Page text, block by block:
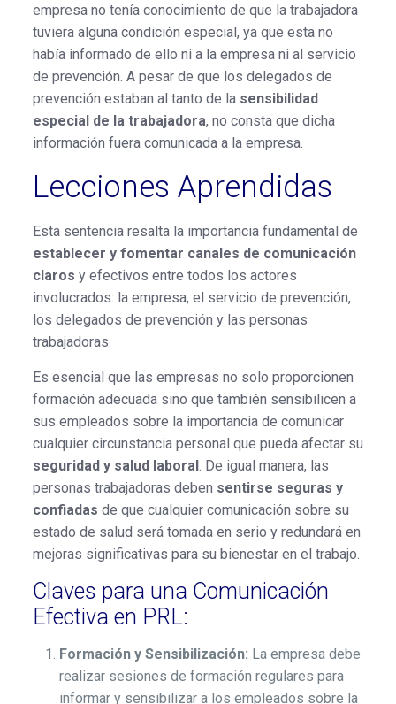
empresa no tenía conocimiento de que la trabajadora
tuviera alguna condición especial, ya que esta no
había informado de ello ni a la empresa ni al servicio
de prevención. A pesar de que los delegados de
prevención estaban al tanto de lasensibilidad
especial de la trabajadora, no consta que dicha
información fuera comunicada a la empresa.
Lecciones Aprendidas
Esta sentencia resalta la importancia fundamental de
establecer y fomentar canales de comunicación
claros y efectivos entre todos los actores
involucrados: la empresa, el servicio de prevención,
los delegados de prevención y las personas
trabajadoras.
Es esencial que las empresas no solo proporcionen
formación adecuada sino que también sensibilicen a
sus empleados sobre la importancia de comunicar
cualquier circunstancia personal que pueda afectar su
seguridad y salud laboral. De igual manera, las
personas trabajadoras deben sentirse seguras y
confiadas de que cualquier comunicación sobre su
estado de salud será tomada en serio y redundará en
mejoras significativas para su bienestar en el trabajo.
Claves para una Comunicación
Efectiva en PRL:
Formación y Sensibilización: La empresa debe
realizar sesiones de formación regulares para
informar y sensibilizar a los empleados sobre la